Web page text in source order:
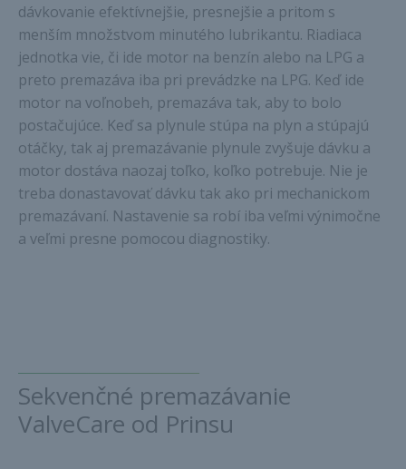
dávkovanie efektívnejšie, presnejšie a pritom s
menším množstvom minutého lubrikantu. Riadiaca
jednotka vie, či ide motor na benzín alebo na LPG a
preto premazáva iba pri prevádzke na LPG. Keď ide
motor na voľnobeh, premazáva tak, aby to bolo
postačujúce. Keď sa plynule stúpa na plyn a stúpajú
otáčky, tak aj premazávanie plynule zvyšuje dávku a
motor dostáva naozaj toľko, koľko potrebuje. Nie je
treba donastavovať dávku tak ako pri mechanickom
premazávaní. Nastavenie sa robí iba veľmi výnimočne
a veľmi presne pomocou diagnostiky.
Sekvenčné premazávanie
ValveCare od Prinsu